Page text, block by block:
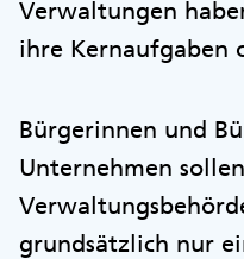
Verwaltungen
ihre Kernaufgaben
Bürgerinnen und
Unternehmen
grundsätzlich nur